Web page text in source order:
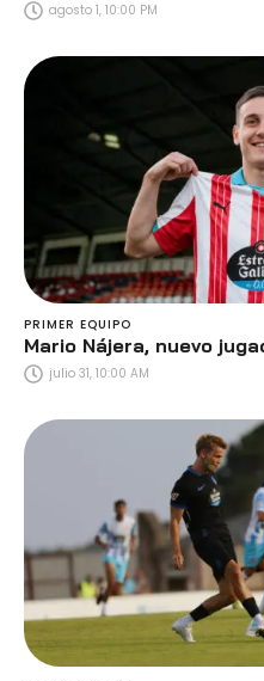
agosto 1, 10:00 PM
PRIMER EQUIPO
Mario Nájera, nuevo
julio 31, 10:00 AM